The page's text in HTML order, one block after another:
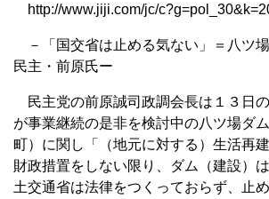
http://www.jiji.com/jc/
－「国交省は止める気ない」＝八ツ
民主・前原氏ー
民主党の前原誠司政調会長は１３日
が事業継続の是非を検討中の八ツ場ダ
町）に関し「（地元に対する）生活再
財政措置をしない限り、ダム（建設）
土交通省は法律をつくっておらず、止